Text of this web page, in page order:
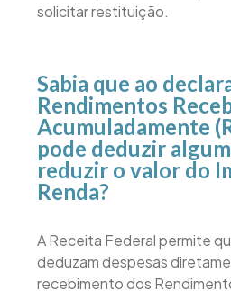
solicitar restituição.
Sabia que ao
Rendimentos
Acumuladamente
pode deduzir
reduzir o valor do
Renda?
A Receita Federal permite
deduzam despesas
recebimento dos